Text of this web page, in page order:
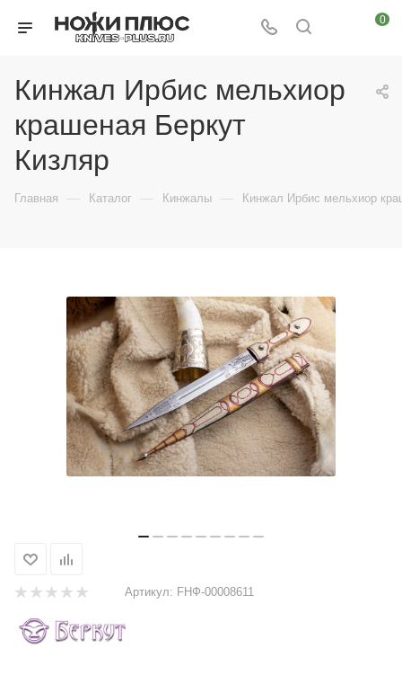
0
Кинжал Ирбис мельхиор
крашеная Беркут
Кизляр
Главная — Каталог — Кинжалы — Кинжал Ирбис мельхиор
Артикул: FНФ-00008611